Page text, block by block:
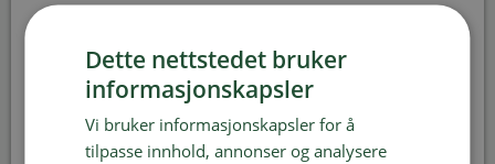
Meld deg på vårt nyhetsbrev og motta råd og
tips fra oss på hvordan du best tar vare på din
plen.
Dette nettstedet bruker
informasjonskapsler
Vi bruker informasjonskapsler for å
tilpasse innhold, annonser og analysere